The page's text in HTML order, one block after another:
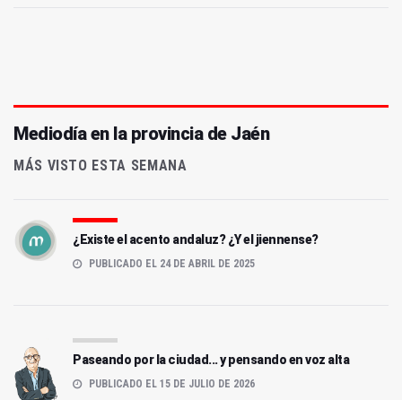
Mediodía en la provincia de Jaén
MÁS VISTO ESTA SEMANA
¿Existe el acento andaluz? ¿Y el jiennense?
PUBLICADO EL 24 DE ABRIL DE 2025
Paseando por la ciudad... y pensando en voz alta
PUBLICADO EL 15 DE JULIO DE 2026